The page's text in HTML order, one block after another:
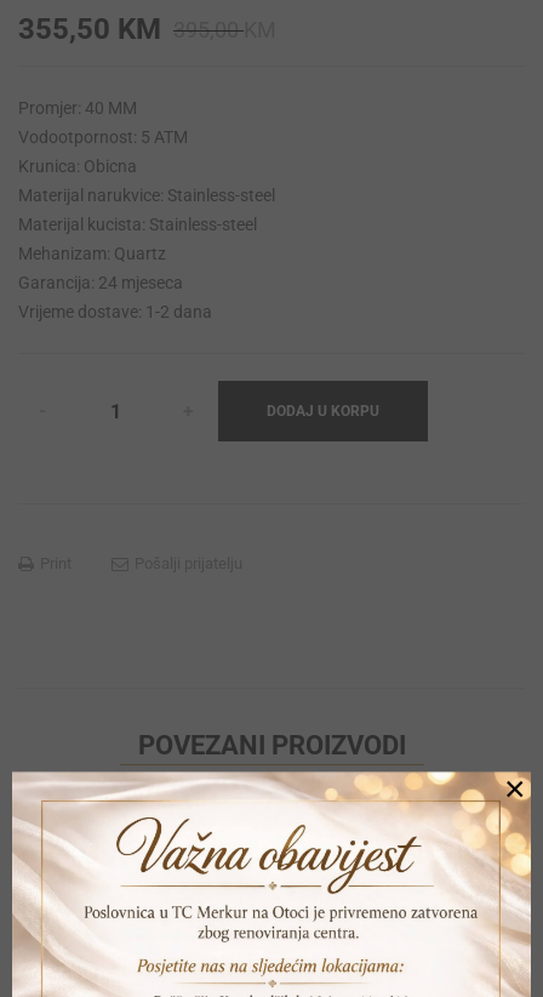
395,00
355,50 KM
Promjer: 40 MM
Vodootpornost: 5 ATM
Krunica: Obicna
Materijal narukvice: Stainless-steel
Materijal kucista: Stainless-steel
Mehanizam: Quartz
Garancija: 24 mjeseca
Vrijeme dostave: 1-2 dana
DODAJ U KORPU
POVEZANI PROIZVODI
×